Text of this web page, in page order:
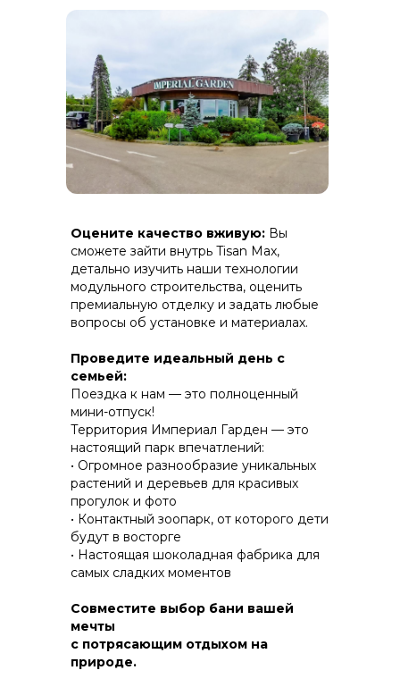
Оцените качество вживую: Вы
сможете зайти внутрь Tisan Max,
детально изучить наши технологии
модульного строительства, оценить
премиальную отделку и задать любые
вопросы об установке и материалах.
Проведите идеальный день с
семьей:
Поездка к нам — это полноценный
мини-отпуск!
Территория Империал Гарден — это
настоящий парк впечатлений:
• Огромное разнообразие уникальных
растений и деревьев для красивых
прогулок и фото
• Контактный зоопарк, от которого дети
будут в восторгe
• Настоящая шоколадная фабрика для
самых сладких моментов
Совместите выбор бани вашей
мечты
с потрясающим отдыхом на
природе.
(дерево-полимерный композит) на
скрытом крепеже.
ПРАКТИЧНОСТЬ И ЗАЩИТА ОТ НЕПОГОДЫ
КОНСТРУКТИВ И
ЭНЕРГОЭФФЕКТИВНОСТЬ